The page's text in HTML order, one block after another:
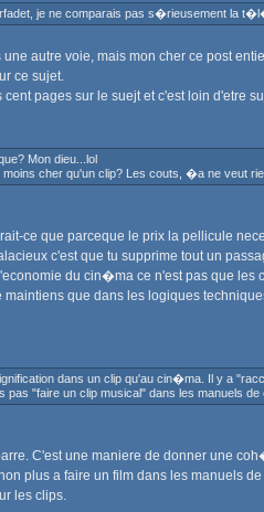
je ne comparais pas s�rieusement la
autre voie, mais mon cher ce post
ce sujet.
pages sur le suejt et c'est loin d'etre
Mon dieu...lol
cher qu'un clip? Les couts, �a ne veut
ce que parceque le prix la pellicule
c'est que tu supprime tout un
du cin�ma ce n'est pas que
que dans les logiques
dans un clip qu'au cin�ma. Il y a
"faire un clip musical" dans les manuels de
C'est une maniere de donner une
plus a faire un film dans les manuels
les clips.